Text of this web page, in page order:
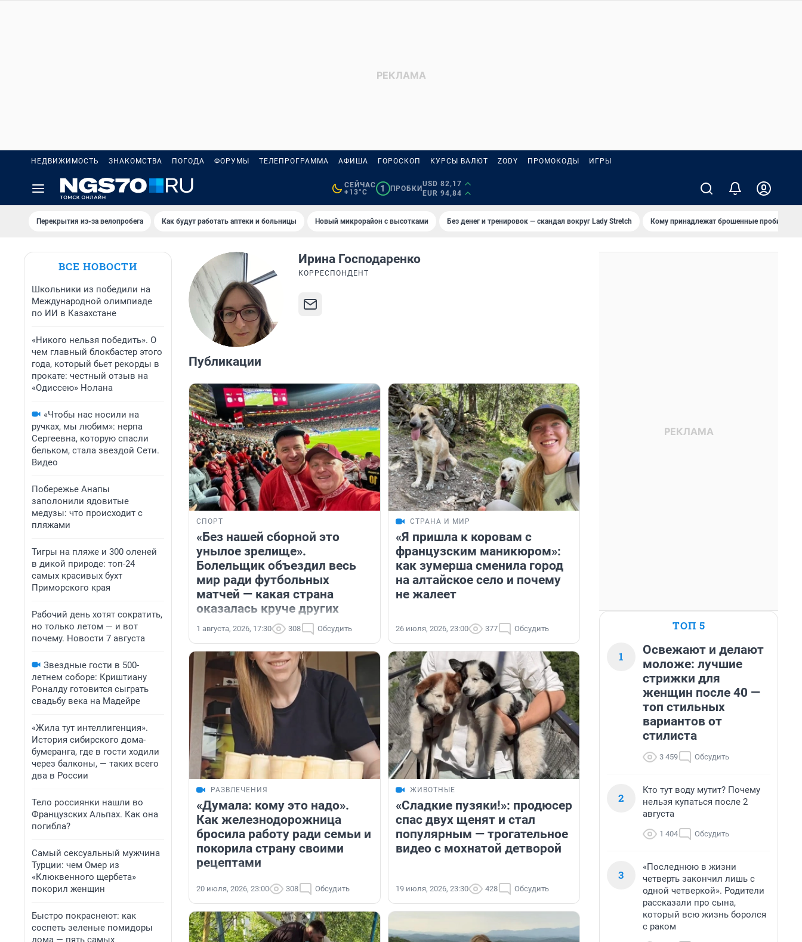
НЕДВИЖИМОСТЬ ЗНАКОМСТВА ПОГОДА ФОРУМЫ ТЕЛЕПРОГРАММА АФИША ГОРОСКОП КУРСЫ ВАЛЮТ ZODY ПРОМОКОДЫ ИГРЫ
СЕЙЧАС
+13°C
1 ПРОБКИ
USD 82,17
EUR 94,84
Перекрытия из-за велопробега Как будут работать аптеки и больницы Новый микрорайон с высотками Без денег и тренировок — скандал вокруг Lady Stretch Кому принадлежат брошенные пробирки?
ВСЕ НОВОСТИ
Школьники из победили на
Международной олимпиаде
по ИИ в Казахстане
«Никого нельзя победить». О
чем главный блокбастер этого
года, который бьет рекорды в
прокате: честный отзыв на
«Одиссею» Нолана
«Чтобы нас носили на
ручках, мы любим»: нерпа
Сергеевна, которую спасли
бельком, стала звездой Сети.
Видео
Побережье Анапы
заполонили ядовитые
медузы: что происходит с
пляжами
Тигры на пляже и 300 оленей
в дикой природе: топ-24
самых красивых бухт
Приморского края
Рабочий день хотят сократить,
но только летом — и вот
почему. Новости 7 августа
Звездные гости в 500-
летнем соборе: Криштиану
Роналду готовится сыграть
свадьбу века на Мадейре
«Жила тут интеллигенция».
История сибирского дома-
бумеранга, где в гости ходили
через балконы, — таких всего
два в России
Тело россиянки нашли во
Французских Альпах. Как она
погибла?
Самый сексуальный мужчина
Турции: чем Омер из
«Клюквенного щербета»
покорил женщин
Быстро покраснеют: как
соспеть зеленые помидоры
дома — пять самых
Ирина Господаренко
КОРРЕСПОНДЕНТ
Публикации
СПОРТ
«Без нашей сборной это
унылое зрелище».
Болельщик объездил весь
мир ради футбольных
матчей — какая страна
оказалась круче других
1 августа, 2026, 17:30 308 Обсудить
СТРАНА И МИР
«Я пришла к коровам с
французским маникюром»:
как зумерша сменила город
на алтайское село и почему
не жалеет
26 июля, 2026, 23:00 377 Обсудить
РАЗВЛЕЧЕНИЯ
«Думала: кому это надо».
Как железнодорожница
бросила работу ради семьи и
покорила страну своими
рецептами
20 июля, 2026, 23:00 308 Обсудить
ЖИВОТНЫЕ
«Сладкие пузяки!»: продюсер
спас двух щенят и стал
популярным — трогательное
видео с мохнатой детворой
19 июля, 2026, 23:30 428 Обсудить
ТОП 5
1
Освежают и делают
моложе: лучшие
стрижки для
женщин после 40 —
топ стильных
вариантов от
стилиста
3 459 Обсудить
2
Кто тут воду мутит? Почему
нельзя купаться после 2
августа
1 404 Обсудить
3
«Последнюю в жизни
четверть закончил лишь с
одной четверкой». Родители
рассказали про сына,
который всю жизнь боролся
с раком